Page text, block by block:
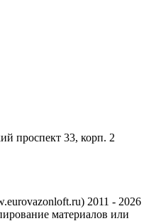
проспект 33, корп. 2
2011 - 2026
материалов или